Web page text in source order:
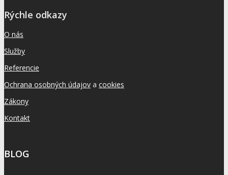
Rýchle odkazy
O nás
Služby
Referencie
Ochrana osobných údajov a cookies
Zákony
Kontakt
BLOG